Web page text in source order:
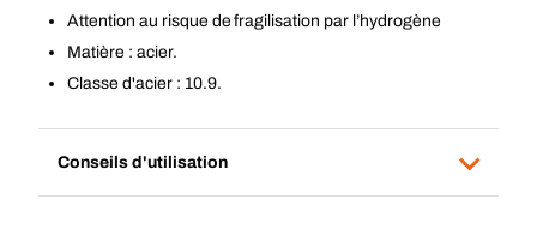
Attention au risque de fragilisation par l’hydrogène
Matière : acier.
Classe d'acier : 10.9.
Conseils d'utilisation